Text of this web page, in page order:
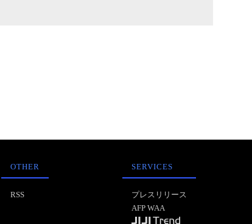
OTHER
RSS
SERVICES
プレスリリース
AFP WAA